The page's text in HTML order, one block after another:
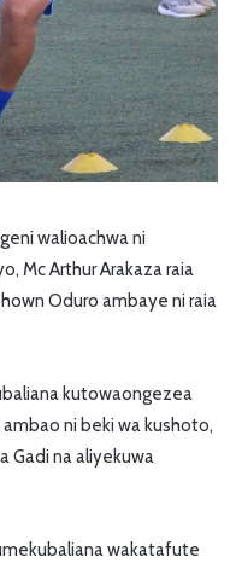
walioachwa ni
Mc Arthur Arakaza raia
Oduro ambaye ni raia
kutowaongezea
ni beki wa kushoto,
Gadi na aliyekuwa
wakatafute